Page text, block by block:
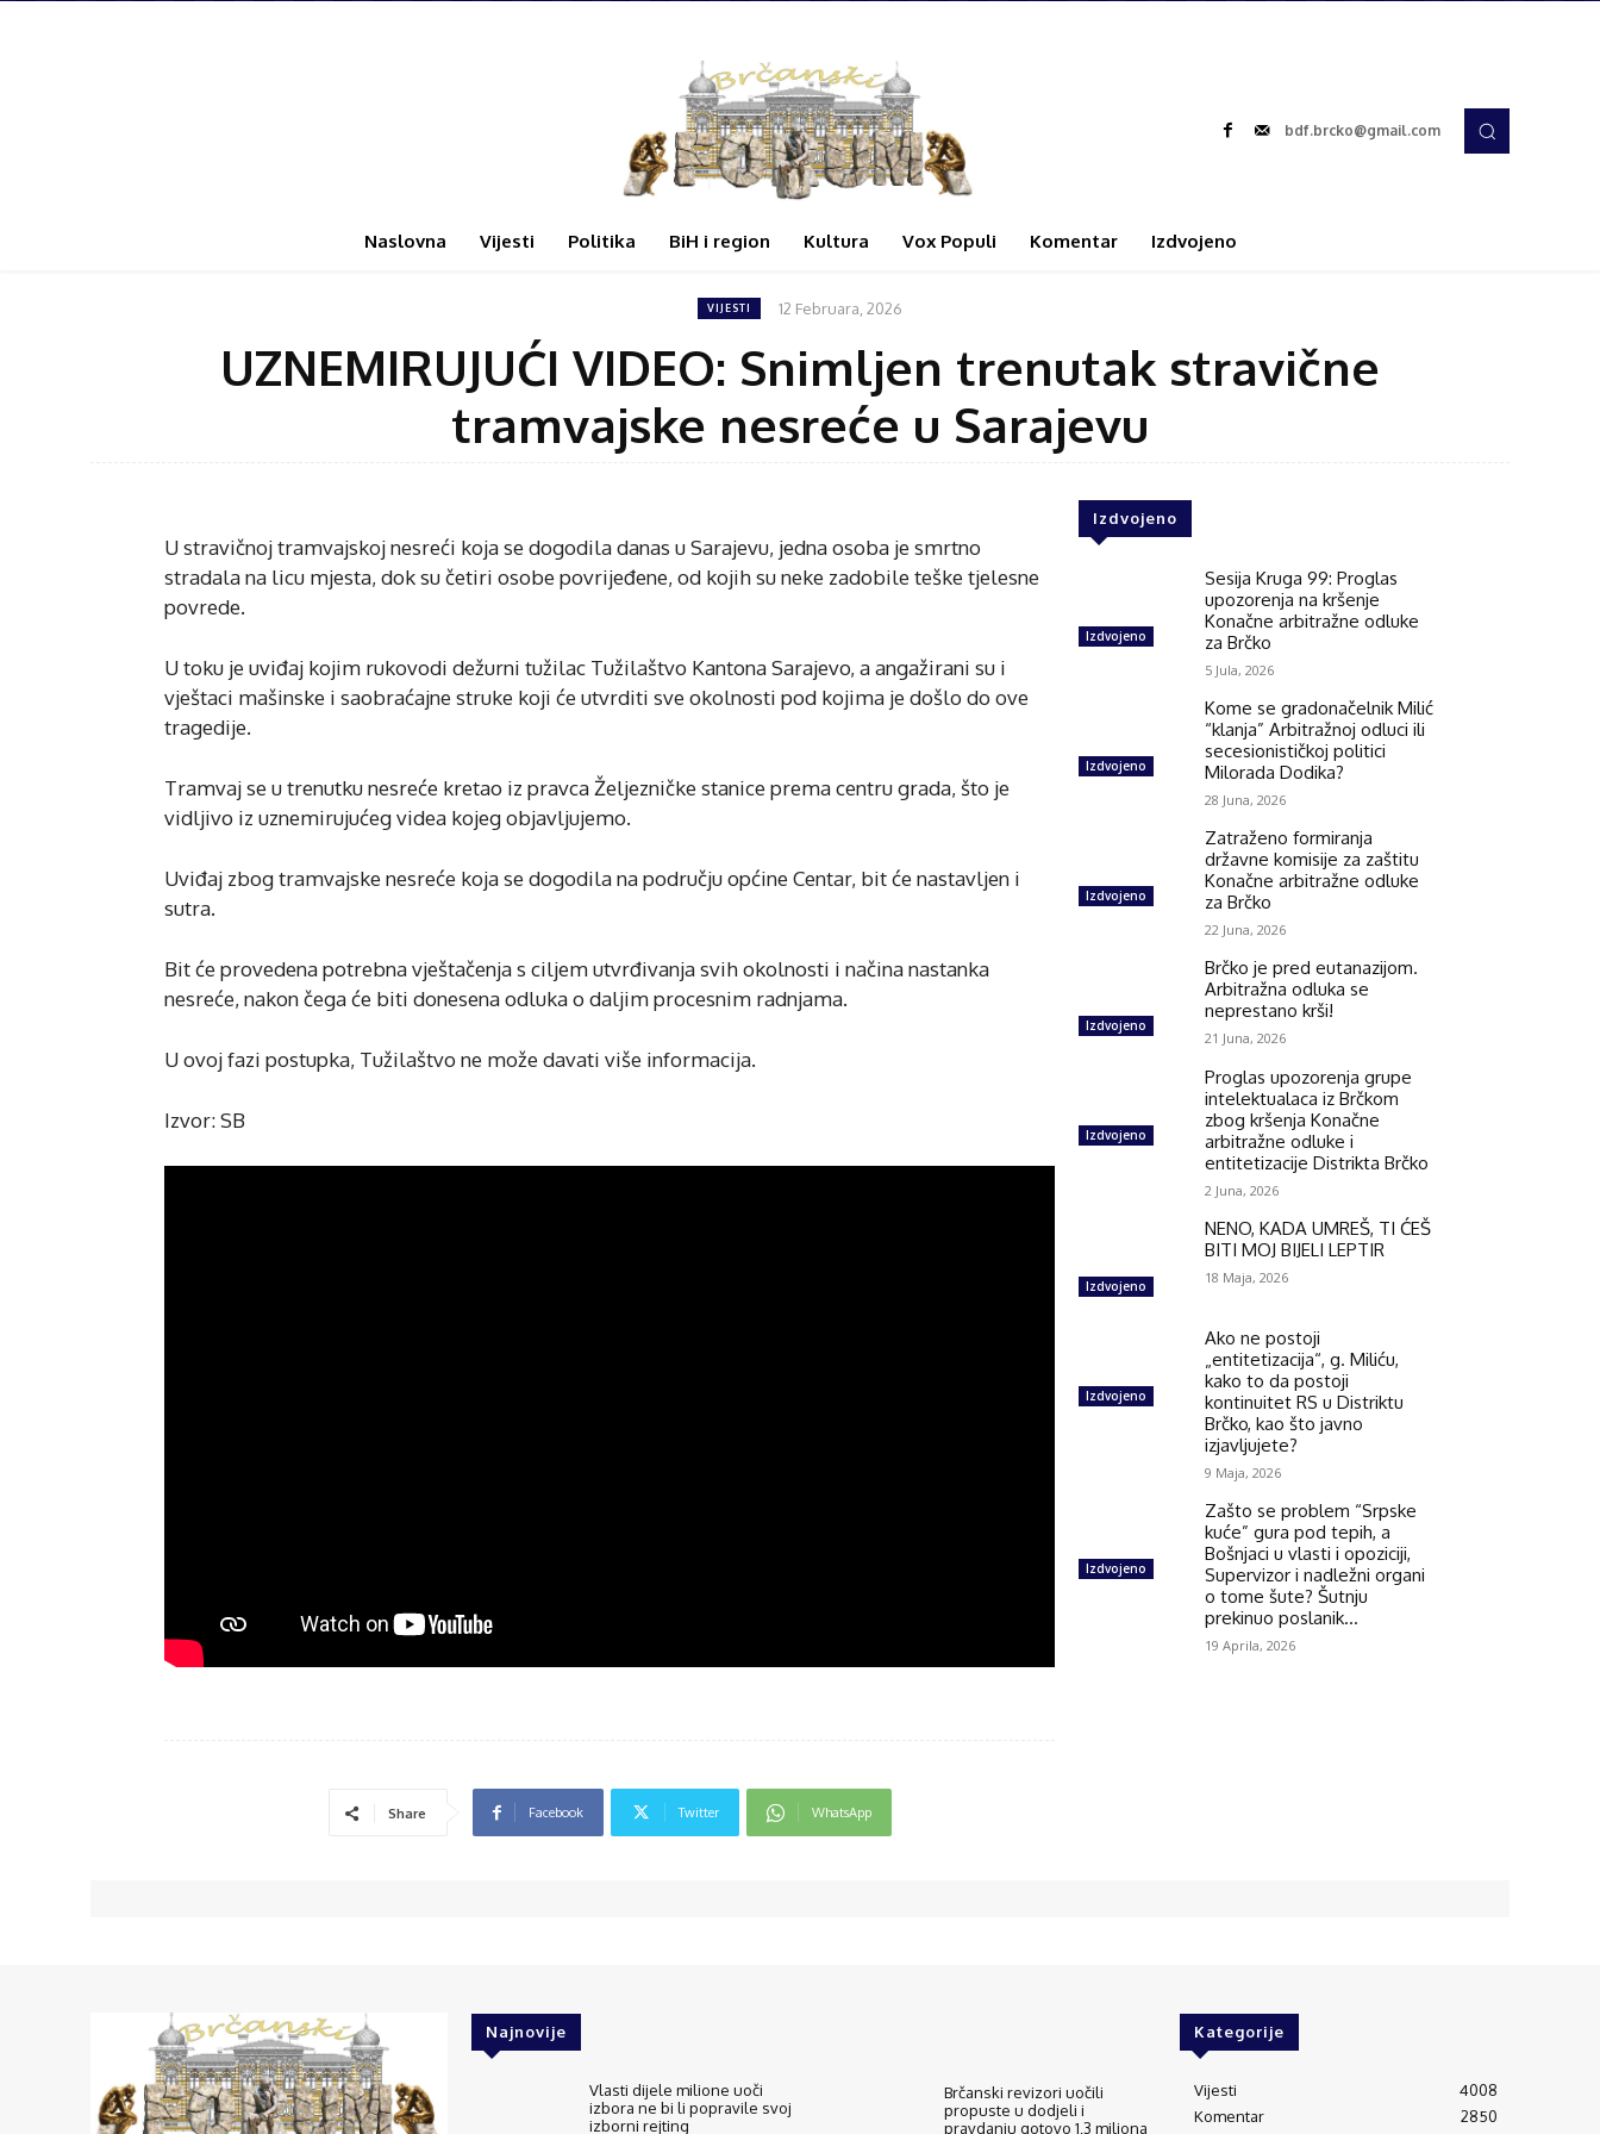
bdf.brcko@gmail.com
Naslovna Vijesti Politika BiH i region Kultura Vox Populi Komentar Izdvojeno
VIJESTI 12 Februara, 2026
UZNEMIRUJUĆI VIDEO: Snimljen trenutak stravične
tramvajske nesreće u Sarajevu
U stravičnoj tramvajskoj nesreći koja se dogodila danas u Sarajevu, jedna osoba je smrtno
stradala na licu mjesta, dok su četiri osobe povrijeđene, od kojih su neke zadobile teške tjelesne
povrede.
U toku je uviđaj kojim rukovodi dežurni tužilac Tužilaštvo Kantona Sarajevo, a angažirani su i
vještaci mašinske i saobraćajne struke koji će utvrditi sve okolnosti pod kojima je došlo do ove
tragedije.
Tramvaj se u trenutku nesreće kretao iz pravca Željezničke stanice prema centru grada, što je
vidljivo iz uznemirujućeg videa kojeg objavljujemo.
Uviđaj zbog tramvajske nesreće koja se dogodila na području općine Centar, bit će nastavljen i
sutra.
Bit će provedena potrebna vještačenja s ciljem utvrđivanja svih okolnosti i načina nastanka
nesreće, nakon čega će biti donesena odluka o daljim procesnim radnjama.
U ovoj fazi postupka, Tužilaštvo ne može davati više informacija.
Izvor: SB
Share Facebook Twitter WhatsApp
Izdvojeno
Izdvojeno
Sesija Kruga 99: Proglas
upozorenja na kršenje
Konačne arbitražne odluke
za Brčko
5 Jula, 2026
Izdvojeno
Kome se gradonačelnik Milić
“klanja” Arbitražnoj odluci ili
secesionističkoj politici
Milorada Dodika?
28 Juna, 2026
Izdvojeno
Zatraženo formiranja
državne komisije za zaštitu
Konačne arbitražne odluke
za Brčko
22 Juna, 2026
Izdvojeno
Brčko je pred eutanazijom.
Arbitražna odluka se
neprestano krši!
21 Juna, 2026
Izdvojeno
Proglas upozorenja grupe
intelektualaca iz Brčkom
zbog kršenja Konačne
arbitražne odluke i
entitetizacije Distrikta Brčko
2 Juna, 2026
Izdvojeno
NENO, KADA UMREŠ, TI ĆEŠ
BITI MOJ BIJELI LEPTIR
18 Maja, 2026
Izdvojeno
Ako ne postoji
„entitetizacija“, g. Miliću,
kako to da postoji
kontinuitet RS u Distriktu
Brčko, kao što javno
izjavljujete?
9 Maja, 2026
Izdvojeno
Zašto se problem “Srpske
kuće” gura pod tepih, a
Bošnjaci u vlasti i opoziciji,
Supervizor i nadležni organi
o tome šute? Šutnju
prekinuo poslanik...
19 Aprila, 2026
Najnovije
Vlasti dijele milione uoči
izbora ne bi li popravile svoj
izborni rejting
Brčanski revizori uočili
propuste u dodjeli i
pravdanju gotovo 1,3 miliona
Kategorije
Vijesti
4008
Komentar
2850